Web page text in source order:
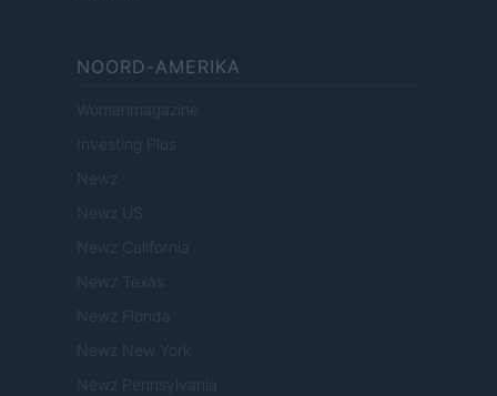
NOORD-AMERIKA
Womanmagazine
Investing Plus
Newz
Newz US
Newz California
Newz Texas
Newz Florida
Newz New York
Newz Pennsylvania